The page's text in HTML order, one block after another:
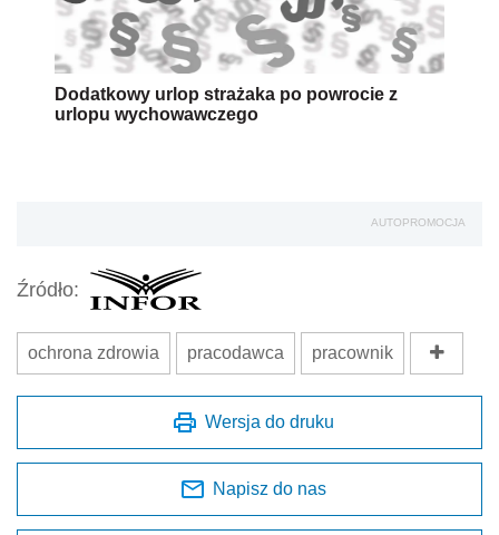
Dodatkowy urlop strażaka po powrocie z
urlopu wychowawczego
AUTOPROMOCJA
Źródło:
ochrona zdrowia pracodawca pracownik
Wersja do druku
Napisz do nas